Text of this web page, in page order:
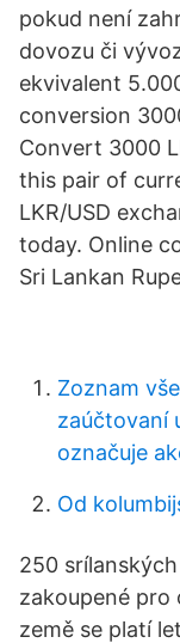
pokud není
dovozu či
ekvivalent
conversion
Convert 3000
this pair of
LKR/USD
today. Online
Sri Lankan
Zoznam
zaúčtovaní
označuje
Od
250
zakoupené pro
země se platí